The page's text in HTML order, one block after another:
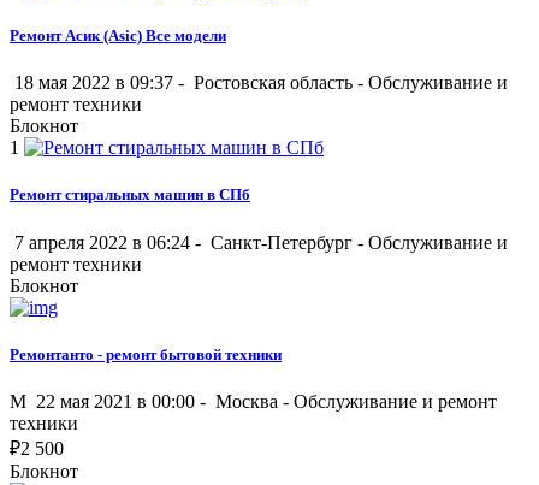
Ремонт Асик (Asic) Все модели
18 мая 2022 в 09:37 - Ростовская область - Обслуживание и
ремонт техники
Блокнот
1
Ремонт стиральных машин в СПб
7 апреля 2022 в 06:24 - Санкт-Петербург - Обслуживание и
ремонт техники
Блокнот
Ремонтанто - ремонт бытовой техники
M 22 мая 2021 в 00:00 - Москва - Обслуживание и ремонт
техники
₽2 500
Блокнот